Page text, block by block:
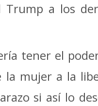
a los
tener el
mujer a la
si así lo